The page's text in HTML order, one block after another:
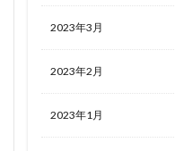
2023年3月
2023年2月
2023年1月